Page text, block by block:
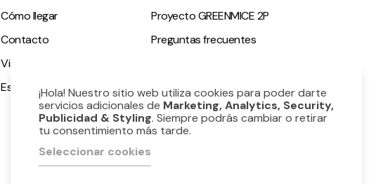
Cómo llegar
Contacto
Visitas guiadas
Espacio accesible
Proyecto GREENMICE 2P
Preguntas frecuentes
¡Hola! Nuestro sitio web utiliza cookies para poder darte
servicios adicionales de Marketing, Analytics, Security,
Publicidad & Styling. Siempre podrás cambiar o retirar
tu consentimiento más tarde.
Seleccionar cookies